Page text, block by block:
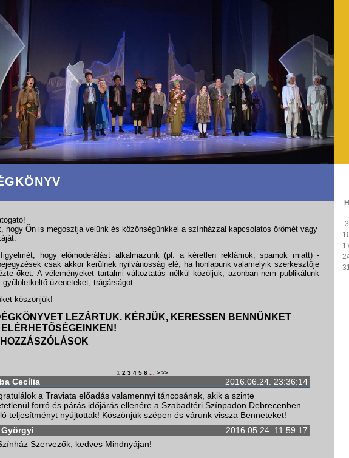
hogy Ön is megosztja velünk és közönségünkkel a színházzal kapcsolatos örömét vagy
hogy előmoderálást alkalmazunk (pl. a kéretlen reklámok, spamok miatt) -
csak akkor kerülnek nyilvánosság elé, ha honlapunk valamelyik szerkesztője
őket. A véleményeket tartalmi változtatás nélkül közöljük, azonban nem publikálunk
gyűlöletkeltő üzeneteket, trágárságot.
köszönjük!
LEZÁRTUK. KÉRJÜK, KERESSEN BENNÜNKET
ELÉRHETŐSÉGEINKEN!
1 2 3 4 5 6... > >>
Cecília
2016.06.24. 23:36:14
a Traviata előadás valamennyi táncosának, akik a szinte
forró és párás időjárás ellenére a Szabadtéri Színpadon Debrecenben
teljesítményt nyújtottak! Köszönjük szépen és várunk vissza Benneteket!
2016.05.24. 11:59:17
Szervezők, kedves Mindnyájan!
H
3